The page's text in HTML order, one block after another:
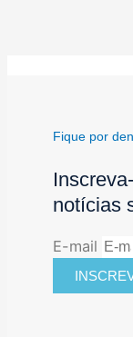
Fique por
notícias
E-mail